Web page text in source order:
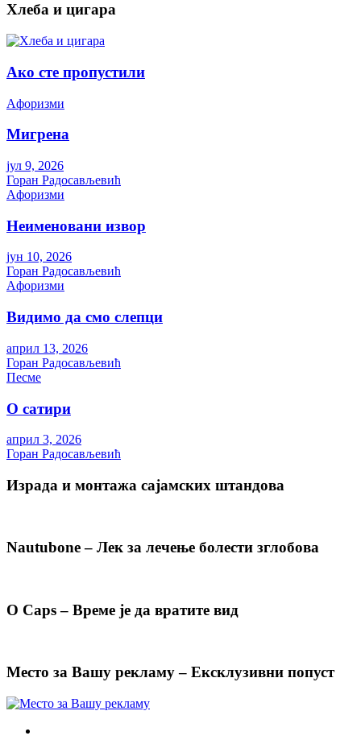
Хлеба и цигара
Ако сте пропустили
Aфоризми
Мигрена
јул 9, 2026
Горан Радосављевић
Aфоризми
Неименовани извор
јун 10, 2026
Горан Радосављевић
Aфоризми
Видимо да смо слепци
април 13, 2026
Горан Радосављевић
Песме
О сатири
април 3, 2026
Горан Радосављевић
Израда и монтажа сајамских штандова
Nautubone – Лек за лечење болести зглобова
O Caps – Време је да вратите вид
Место за Вашу рекламу – Ексклузивни попуст